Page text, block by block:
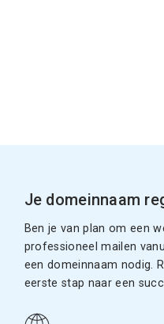
Je domeinnaam
Ben je van plan om een
professioneel mailen
een domeinnaam nodig.
eerste stap naar een